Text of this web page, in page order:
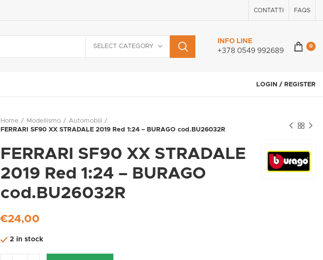
CONTATTI FAQS
SELECT CATEGORY
INFO LINE
+378 0549 992689
0
LOGIN / REGISTER
Home Modellismo
Automobili
FERRARI SF90 XX STRADALE 2019 Red 1:24 – BURAGO cod.BU26032R
FERRARI SF90 XX STRADALE
2019 Red 1:24 – BURAGO
cod.BU26032R
€24,00
2 in stock